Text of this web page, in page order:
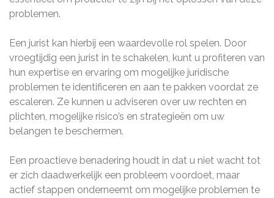
problemen.
Een jurist kan hierbij een waardevolle rol spelen. Door
vroegtijdig een jurist in te schakelen, kunt u profiteren van
hun expertise en ervaring om mogelijke juridische
problemen te identificeren en aan te pakken voordat ze
escaleren. Ze kunnen u adviseren over uw rechten en
plichten, mogelijke risico’s en strategieën om uw
belangen te beschermen.
Een proactieve benadering houdt in dat u niet wacht tot
er zich daadwerkelijk een probleem voordoet, maar
actief stappen onderneemt om mogelijke problemen te